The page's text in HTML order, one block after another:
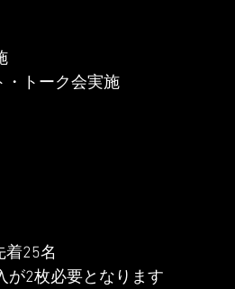
・トーク会実施
25名
が2枚必要となります